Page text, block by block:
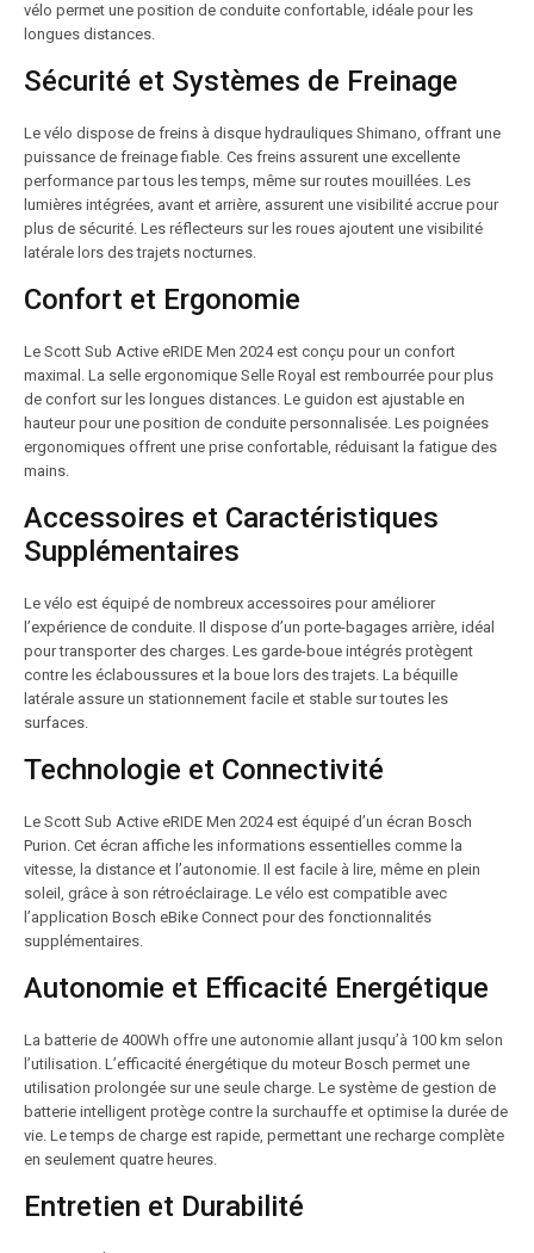
vélo permet une position de conduite confortable, idéale pour les
longues distances.
Sécurité et Systèmes de Freinage
Le vélo dispose de freins à disque hydrauliques Shimano, offrant une
puissance de freinage fiable. Ces freins assurent une excellente
performance par tous les temps, même sur routes mouillées. Les
lumières intégrées, avant et arrière, assurent une visibilité accrue pour
plus de sécurité. Les réflecteurs sur les roues ajoutent une visibilité
latérale lors des trajets nocturnes.
Confort et Ergonomie
Le Scott Sub Active eRIDE Men 2024 est conçu pour un confort
maximal. La selle ergonomique Selle Royal est rembourrée pour plus
de confort sur les longues distances. Le guidon est ajustable en
hauteur pour une position de conduite personnalisée. Les poignées
ergonomiques offrent une prise confortable, réduisant la fatigue des
mains.
Accessoires et Caractéristiques
Supplémentaires
Le vélo est équipé de nombreux accessoires pour améliorer
l’expérience de conduite. Il dispose d’un porte-bagages arrière, idéal
pour transporter des charges. Les garde-boue intégrés protègent
contre les éclaboussures et la boue lors des trajets. La béquille
latérale assure un stationnement facile et stable sur toutes les
surfaces.
Technologie et Connectivité
Le Scott Sub Active eRIDE Men 2024 est équipé d’un écran Bosch
Purion. Cet écran affiche les informations essentielles comme la
vitesse, la distance et l’autonomie. Il est facile à lire, même en plein
soleil, grâce à son rétroéclairage. Le vélo est compatible avec
l’application Bosch eBike Connect pour des fonctionnalités
supplémentaires.
Autonomie et Efficacité Energétique
La batterie de 400Wh offre une autonomie allant jusqu’à 100 km selon
l’utilisation. L’efficacité énergétique du moteur Bosch permet une
utilisation prolongée sur une seule charge. Le système de gestion de
batterie intelligent protège contre la surchauffe et optimise la durée de
vie. Le temps de charge est rapide, permettant une recharge complète
en seulement quatre heures.
Entretien et Durabilité